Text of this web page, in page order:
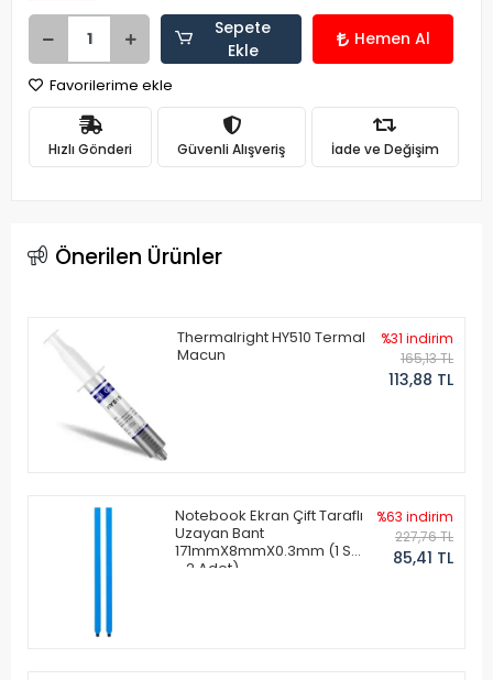
Sepete
Ekle
Hemen Al
Favorilerime ekle
Hızlı Gönderi Güvenli Alışveriş İade ve Değişim
Önerilen Ürünler
Thermalright HY510 Termal
Macun
%31 indirim
165,13 TL
113,88 TL
Notebook Ekran Çift Taraflı
Uzayan Bant
171mmX8mmX0.3mm (1 Set
- 2 Adet)
%63 indirim
227,76 TL
85,41 TL